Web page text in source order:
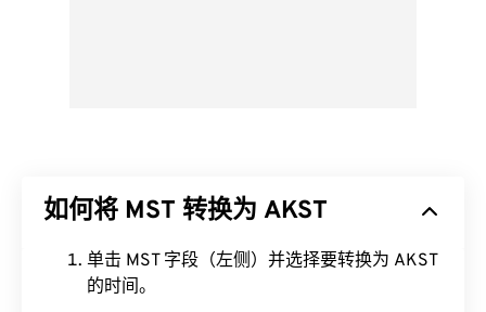
如何将 MST 转换为 AKST
单击 MST 字段（左侧）并选择要转换为 AKST
的时间。